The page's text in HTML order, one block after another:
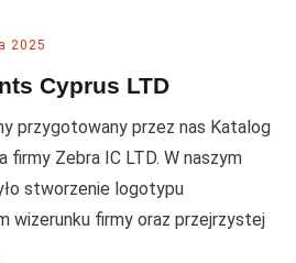
2025
Cyprus LTD
przygotowany przez nas Katalog
firmy Zebra IC LTD. W naszym
stworzenie logotypu
wizerunku firmy oraz przejrzystej